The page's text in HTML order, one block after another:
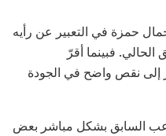
جمال حمزة في التعبير عن رأيه
فبينما أقرّ
إلى نقص واضح في الجودة
السابق بشكل مباشر بعض